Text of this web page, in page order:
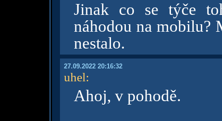
Jinak co se týče
náhodou na mobilu?
nestalo.
27.09.2022 20:16:32
uhel:
Ahoj, v pohodě.